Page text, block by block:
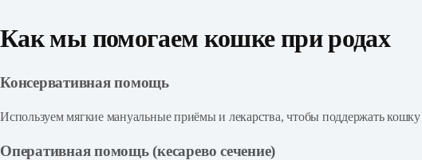
Как мы помогаем кошке при родах
Консервативная помощь
Используем мягкие мануальные приёмы и лекарства, чтобы поддержать
Оперативная помощь (кесарево сечение)